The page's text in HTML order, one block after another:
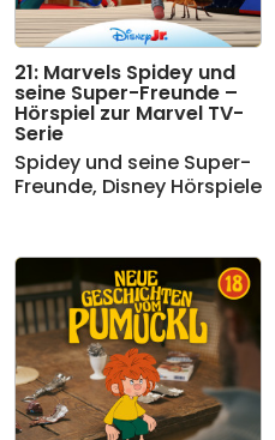
21: Marvels Spidey und
seine Super-Freunde –
Hörspiel zur Marvel TV-
Serie
Spidey und seine Super-
Freunde, Disney Hörspiele